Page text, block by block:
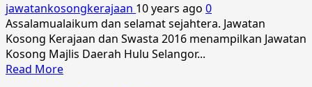
Mei
2016
jawatankosongkerajaan 10 years ago 0
Assalamualaikum dan selamat sejahtera. Jawatan
Kosong Kerajaan dan Swasta 2016 menampilkan Jawatan
Kosong Majlis Daerah Hulu Selangor...
Read MoreRead